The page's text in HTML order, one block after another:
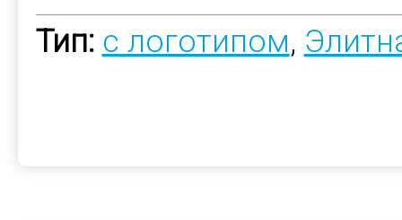
Тип: с логотипом,